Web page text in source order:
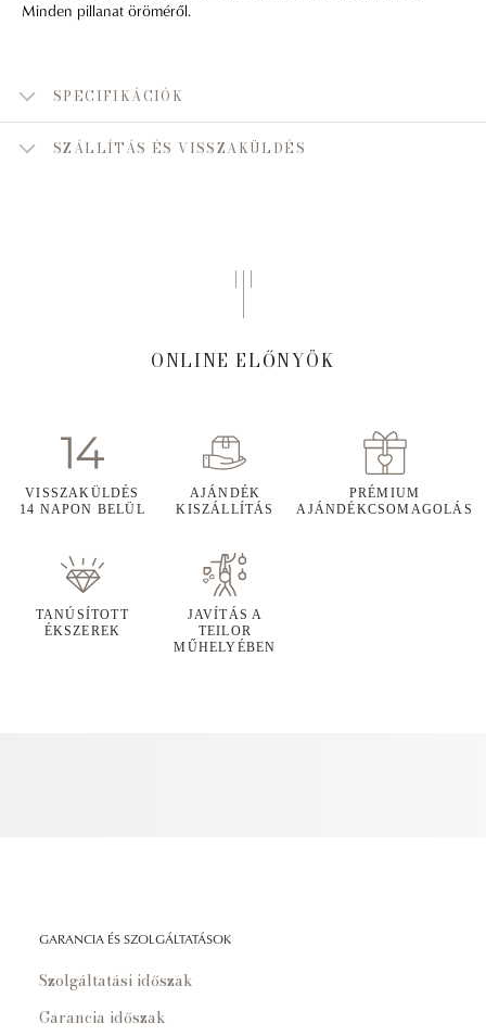
Minden pillanat öröméről.
SPECIFIKÁCIÓK
SZÁLLÍTÁS ÉS VISSZAKÜLDÉS
ONLINE ELŐNYÖK
VISSZAKÜLDÉS
14 NAPON BELÜL
AJÁNDÉK
KISZÁLLÍTÁS
PRÉMIUM
AJÁNDÉKCSOMAGOLÁS
TANÚSÍTOTT
ÉKSZEREK
JAVÍTÁS A
TEILOR
MŰHELYÉBEN
GARANCIA ÉS SZOLGÁLTATÁSOK
Szolgáltatási időszak
Garancia időszak